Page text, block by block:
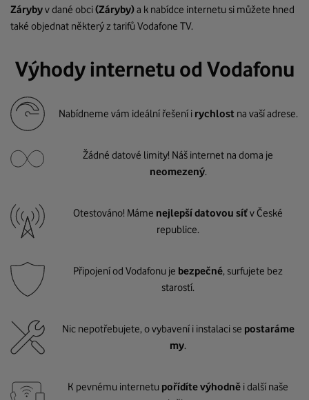
Zárybyv dané obci(Záryby)a k nabídce internetu si můžete hned
také objednat některý z tarifů Vodafone TV.
Výhody internetu od Vodafonu
Nabídneme vám ideální řešení i rychlost na vaší adrese.
Žádné datové limity! Náš internet na doma je
neomezený.
Otestováno! Máme nejlepší datovou síťv České
republice.
Připojení od Vodafonu je bezpečné, surfujete bez
starostí.
Nic nepotřebujete, o vybavení i instalaci se postaráme
my.
K pevnému internetu pořídíte výhodně i další naše